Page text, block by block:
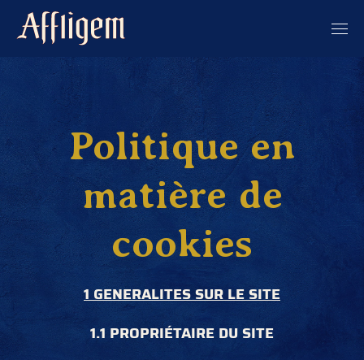
Politique en
matière de
cookies
1 GENERALITES SUR LE SITE
1.1 PROPRIÉTAIRE DU SITE